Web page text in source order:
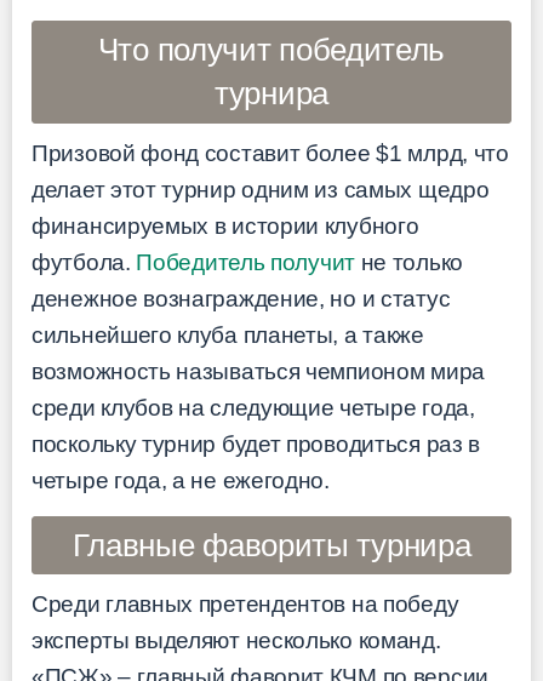
Что получит победитель
турнира
Призовой фонд составит более $1 млрд, что
делает этот турнир одним из самых щедро
финансируемых в истории клубного
футбола. Победитель получитне только
денежное вознаграждение, но и статус
сильнейшего клуба планеты, а также
возможность называться чемпионом мира
среди клубов на следующие четыре года,
поскольку турнир будет проводиться раз в
четыре года, а не ежегодно.
Главные фавориты турнира
Среди главных претендентов на победу
эксперты выделяют несколько команд.